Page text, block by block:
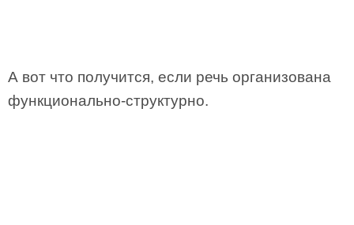
А вот что получится, если речь организована
функционально­-структурно.